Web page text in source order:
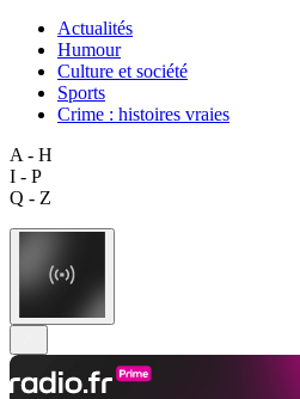
Actualités
Humour
Culture et société
Sports
Crime : histoires vraies
A - H
I - P
Q - Z